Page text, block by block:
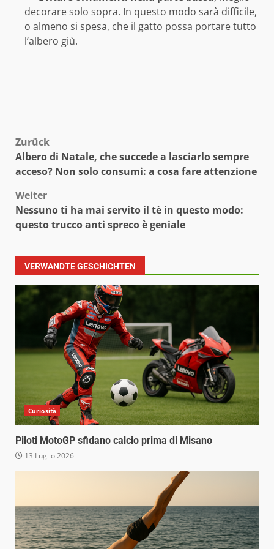
decorare solo sopra. In questo modo sarà difficile,
o almeno si spesa, che il gatto possa portare tutto
l’albero giù.
Beitragsnavigation
Zurück
Albero di Natale, che succede a lasciarlo sempre
acceso? Non solo consumi: a cosa fare attenzione
Weiter
Nessuno ti ha mai servito il tè in questo modo:
questo trucco anti spreco è geniale
VERWANDTE GESCHICHTEN
Curiosità
Piloti MotoGP sfidano calcio prima di Misano
13 Luglio 2026